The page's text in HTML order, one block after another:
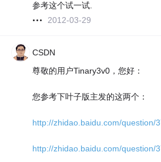
参考这个试一试.
2012-03-29
CSDN
尊敬的用户Tinary3v0，您好：
您参考下叶子版主发的这两个：
http://zhidao.baidu.com/question/
http://zhidao.baidu.com/question/